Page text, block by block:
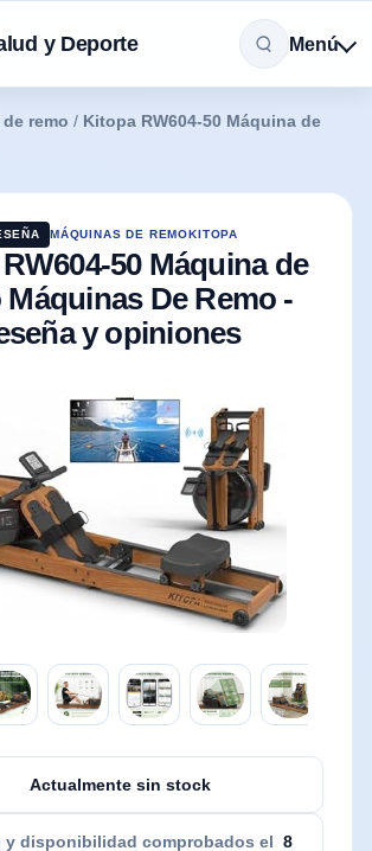
y Deporte Menú
remo / Kitopa RW604-50 Máquina de
MÁQUINAS DE REMOKITOPA
50 Máquina de
Máquinas De Remo -
y opiniones
Actualmente sin stock
y disponibilidad comprobados el 8